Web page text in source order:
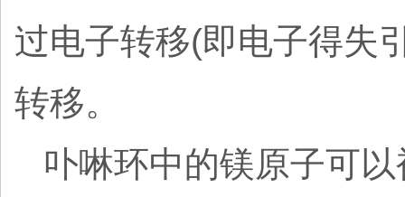
过电子转移(即电子得失
转移。
卟啉环中的镁原子可